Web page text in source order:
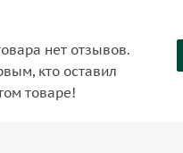
нет отзывов.
кто оставил
товаре!